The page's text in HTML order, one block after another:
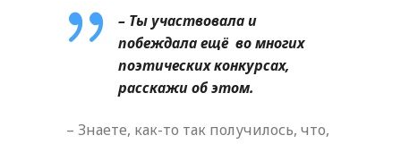
– Ты участвовала и
побеждала ещё во многих
поэтических конкурсах,
расскажи об этом.
– Знаете, как-то так получилось, что,